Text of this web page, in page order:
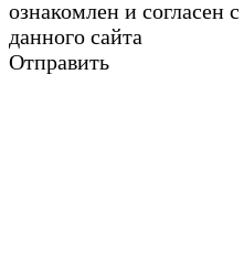
ознакомлен и согласен с
данного сайта
Отправить